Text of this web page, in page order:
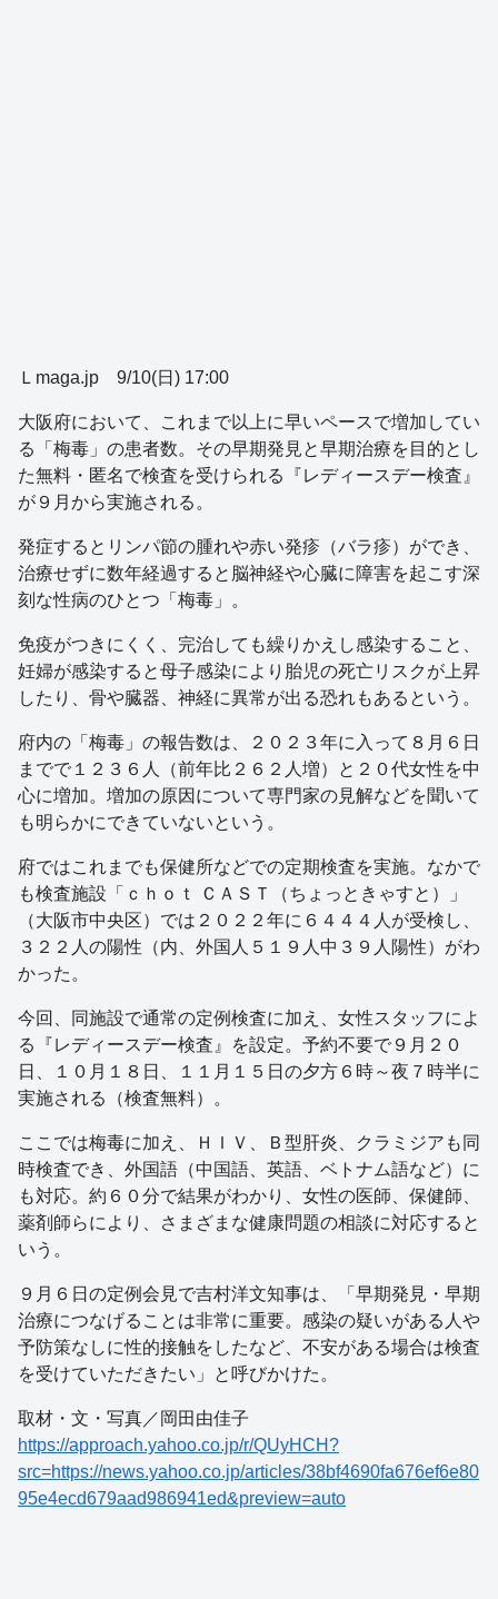
Ｌmaga.jp 9/10(日) 17:00
大阪府において、これまで以上に早いペースで増加してい
る「梅毒」の患者数。その早期発見と早期治療を目的とし
た無料・匿名で検査を受けられる『レディースデー検査』
が９月から実施される。
発症するとリンパ節の腫れや赤い発疹（バラ疹）ができ、
治療せずに数年経過すると脳神経や心臓に障害を起こす深
刻な性病のひとつ「梅毒」。
免疫がつきにくく、完治しても繰りかえし感染すること、
妊婦が感染すると母子感染により胎児の死亡リスクが上昇
したり、骨や臓器、神経に異常が出る恐れもあるという。
府内の「梅毒」の報告数は、２０２３年に入って８月６日
までで１２３６人（前年比２６２人増）と２０代女性を中
心に増加。増加の原因について専門家の見解などを聞いて
も明らかにできていないという。
府ではこれまでも保健所などでの定期検査を実施。なかで
も検査施設「ｃｈｏｔ ＣＡＳＴ（ちょっときゃすと）」
（大阪市中央区）では２０２２年に６４４４人が受検し、
３２２人の陽性（内、外国人５１９人中３９人陽性）がわ
かった。
今回、同施設で通常の定例検査に加え、女性スタッフによ
る『レディースデー検査』を設定。予約不要で９月２０
日、１０月１８日、１１月１５日の夕方６時～夜７時半に
実施される（検査無料）。
ここでは梅毒に加え、ＨＩＶ、Ｂ型肝炎、クラミジアも同
時検査でき、外国語（中国語、英語、ベトナム語など）に
も対応。約６０分で結果がわかり、女性の医師、保健師、
薬剤師らにより、さまざまな健康問題の相談に対応すると
いう。
９月６日の定例会見で吉村洋文知事は、「早期発見・早期
治療につなげることは非常に重要。感染の疑いがある人や
予防策なしに性的接触をしたなど、不安がある場合は検査
を受けていただきたい」と呼びかけた。
取材・文・写真／岡田由佳子
https://approach.yahoo.co.jp/r/QUyHCH?
src=https://news.yahoo.co.jp/articles/38bf4690fa676ef6e80
95e4ecd679aad986941ed&preview=auto